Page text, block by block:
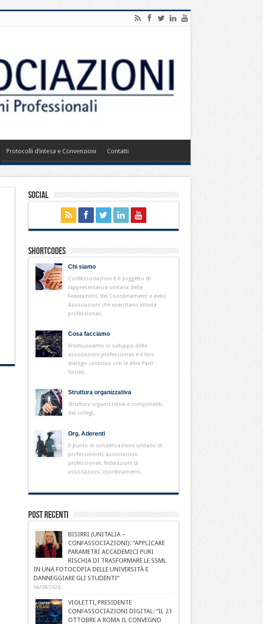
Protocolli d’intesa e Convenzioni Contatti
Social
Shortcodes
Chi siamo
ConfAssociazioni è il soggetto di
rappresentanza unitaria delle
Federazioni, dei Coordinamenti e delle
Associazioni che esercitano attività
professionali.
Cosa facciamo
Promuoviamo lo sviluppo delle
associazioni professionali e il loro
dialogo continuo con le altre Parti
Sociali.
Struttura organizzativa
Struttura organizzativa e componenti
dei collegi.
Org. Aderenti
Il punto di condensazione unitario di
professionisti, associazioni
professionali, federazioni di
associazioni, coordinamenti.
Post Recenti
BISIRRI (UNITALIA –
CONFASSOCIAZIONI): “APPLICARE
PARAMETRI ACCADEMICI PURI
RISCHIA DI TRASFORMARE LE SSML
IN UNA FOTOCOPIA DELLE UNIVERSITÀ E
DANNEGGIARE GLI STUDENTI”
06/08/2026
VIOLETTI, PRESIDENTE
CONFASSOCIAZIONI DIGITAL: “IL 21
OTTOBRE A ROMA IL CONVEGNO